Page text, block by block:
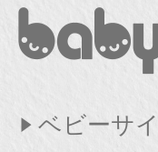
ベビーサ